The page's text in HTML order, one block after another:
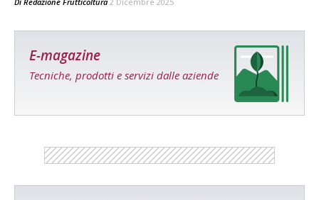
E-magazine
Tecniche, prodotti e servizi dalle aziende